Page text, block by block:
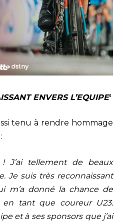
ENVERS L’EQUIPE‘
tenu à rendre hommage
J’ai tellement de beaux
Je suis très reconnaissant
m’a donné la chance de
en tant que coureur U23.
et à ses sponsors que j’ai